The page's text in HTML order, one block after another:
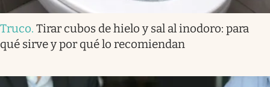
Truco. Tirar cubos de hielo y sal al inodoro: para
qué sirve y por qué lo recomiendan